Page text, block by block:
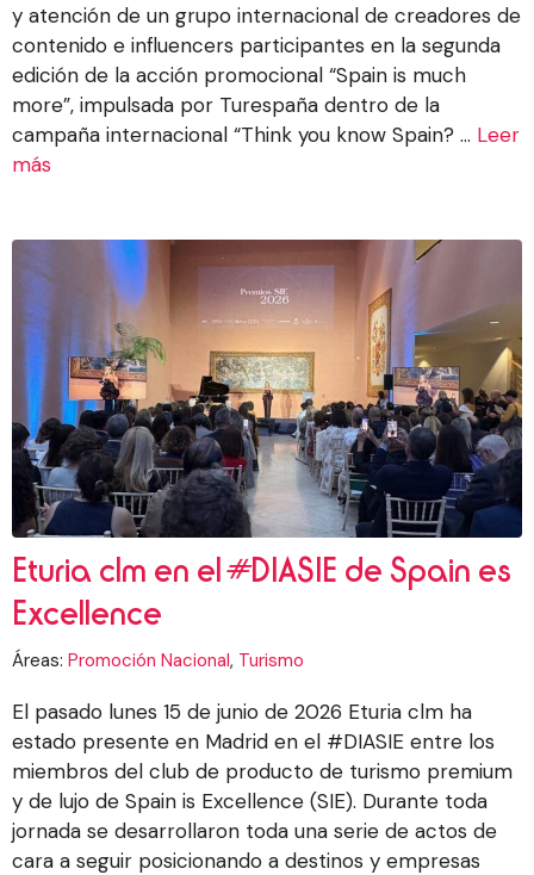
y atención de un grupo internacional de creadores de
contenido e influencers participantes en la segunda
edición de la acción promocional “Spain is much
more”, impulsada por Turespaña dentro de la
campaña internacional “Think you know Spain? ... Leer
más
Eturia clm en el #DIASIE de Spain es
Excellence
Áreas: Promoción Nacional, Turismo
El pasado lunes 15 de junio de 2026 Eturia clm ha
estado presente en Madrid en el #DIASIE entre los
miembros del club de producto de turismo premium
y de lujo de Spain is Excellence (SIE). Durante toda
jornada se desarrollaron toda una serie de actos de
cara a seguir posicionando a destinos y empresas